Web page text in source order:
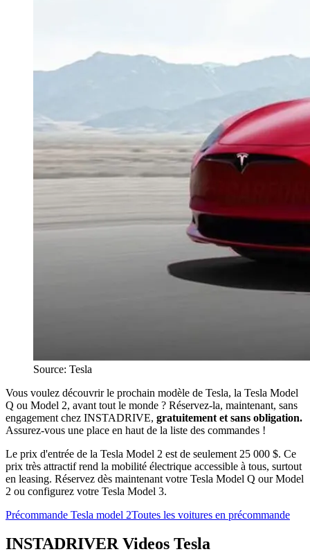
Source: Tesla
Vous voulez découvrir le prochain modèle de Tesla, la Tesla Model
Q ou Model 2, avant tout le monde ? Réservez-la, maintenant, sans
engagement chez INSTADRIVE, gratuitement et sans obligation.
Assurez-vous une place en haut de la liste des commandes !
Le prix d'entrée de la Tesla Model 2 est de seulement 25 000 $. Ce
prix très attractif rend la mobilité électrique accessible à tous, surtout
en leasing. Réservez dès maintenant votre Tesla Model Q our Model
2 ou configurez votre Tesla Model 3.
Précommande Tesla model 2Toutes les voitures en précommande
INSTADRIVER Videos Tesla